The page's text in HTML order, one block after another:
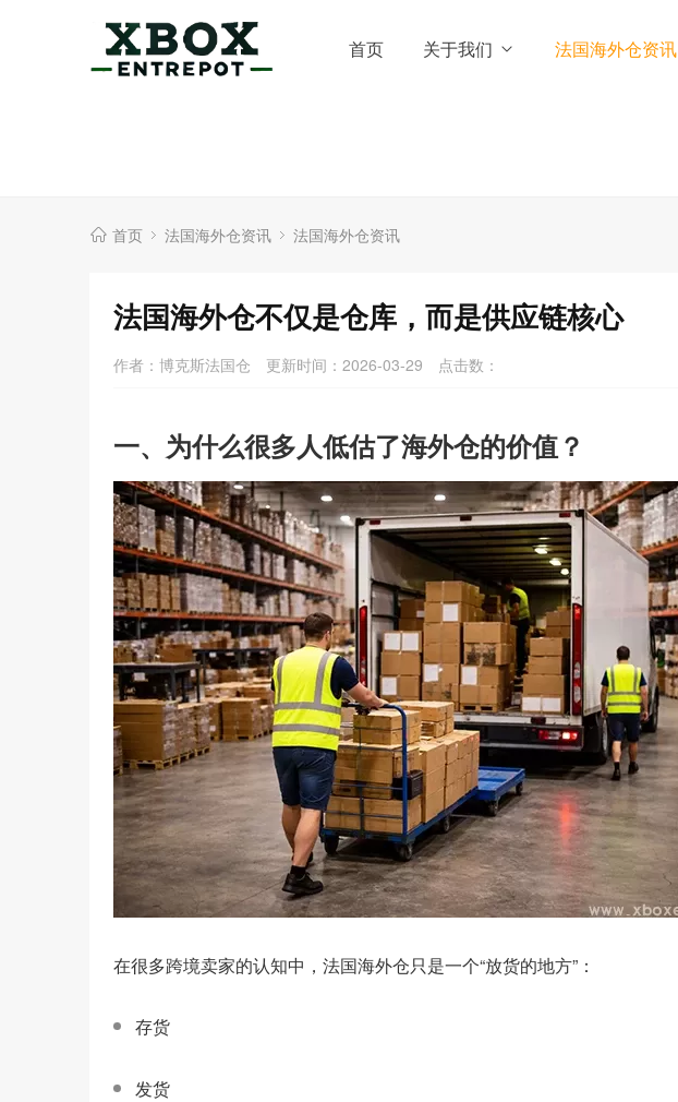
首页 关于我们 法国海外仓资讯
首页 法国海外仓资讯 法国海外仓资讯
法国海外仓不仅是仓库，而是供应链核心
作者：博克斯法国仓 更新时间：2026-03-29 点击数：
一、为什么很多人低估了海外仓的价值？
在很多跨境卖家的认知中，法国海外仓只是一个“放货的地方”：
存货
发货